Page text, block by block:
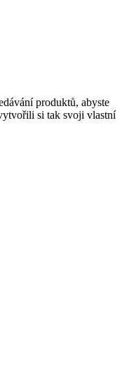
produktů, abyste
si tak svoji vlastní